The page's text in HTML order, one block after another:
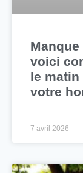
voici
le
votre
7 avril 2026